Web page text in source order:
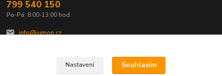
799 540 150
Po-Pá: 8:00-13:00 hod.
info@jumon.cz
Nastavení Souhlasím